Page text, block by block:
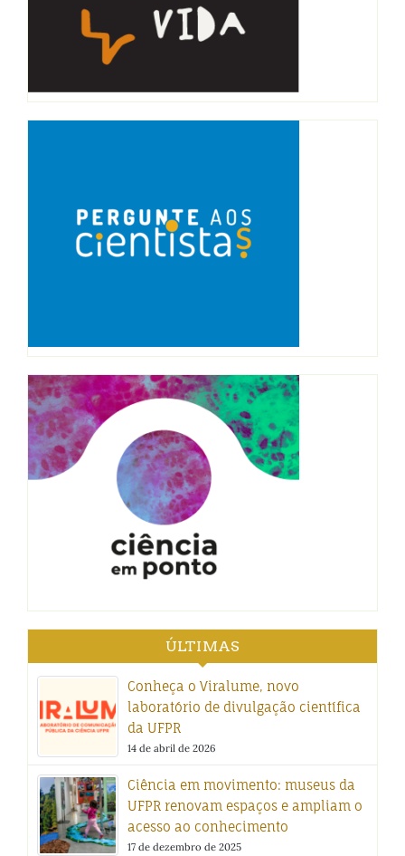
ÚLTIMAS
Conheça o Viralume, novo
laboratório de divulgação científica
da UFPR
14 de abril de 2026
Ciência em movimento: museus da
UFPR renovam espaços e ampliam o
acesso ao conhecimento
17 de dezembro de 2025